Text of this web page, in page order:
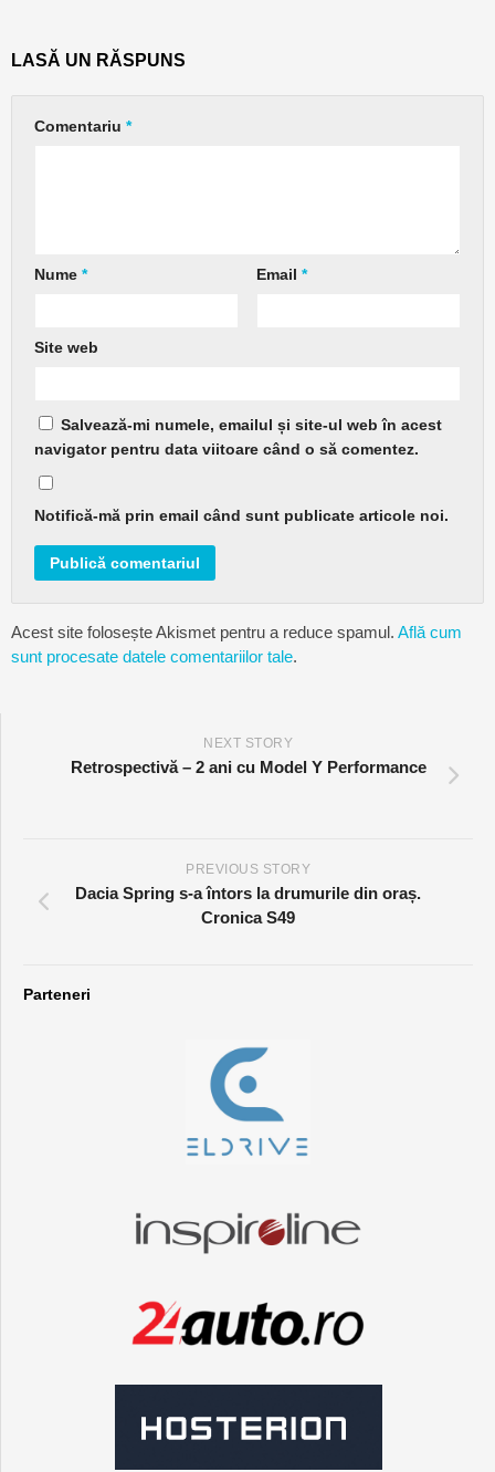
LASĂ UN RĂSPUNS
Comentariu *
Nume * Email *
Site web
Salvează-mi numele, emailul și site-ul web în acest
navigator pentru data viitoare când o să comentez.
Notifică-mă prin email când sunt publicate articole noi.
Acest site folosește Akismet pentru a reduce spamul. Află cum
sunt procesate datele comentariilor tale.
NEXT STORY
Retrospectivă – 2 ani cu Model Y Performance
PREVIOUS STORY
Dacia Spring s-a întors la drumurile din oraș.
Cronica S49
Parteneri